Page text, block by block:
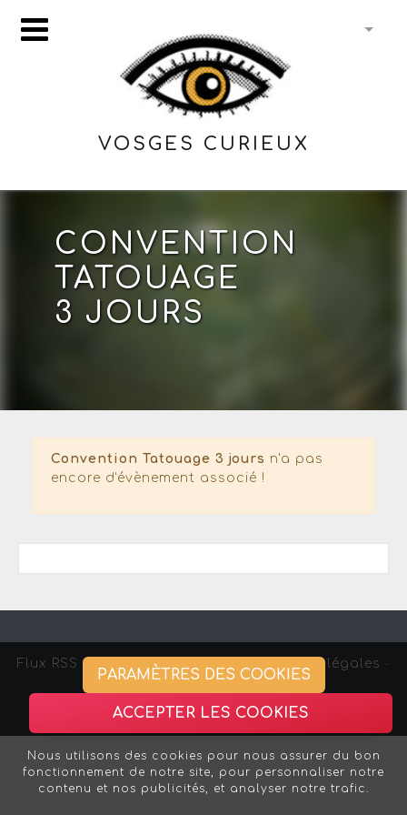
VOSGES CURIEUX
CONVENTION
TATOUAGE
3 JOURS
Convention Tatouage 3 jours n'a pas
encore d'évènement associé !
Flux RSS - Gestion des cookies - Mentions légales
Association Strasbourg Curieux
PARAMÈTRES DES COOKIES
ACCEPTER LES COOKIES
Nous utilisons des cookies pour nous assurer du bon
fonctionnement de notre site, pour personnaliser notre
contenu et nos publicités, et analyser notre trafic.